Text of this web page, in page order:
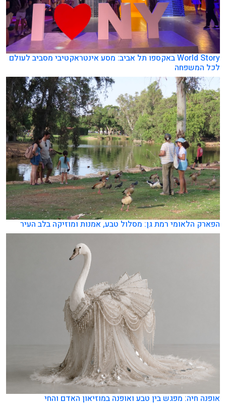
World Story באקספו תל אביב: מסע אינטראקטיבי מסביב לעולם
לכל המשפחה
הפארק הלאומי רמת גן: מסלול טבע, אמנות ומוזיקה בלב העיר
אופנה חיה: מפגש בין טבע ואופנה במוזיאון האדם והחי